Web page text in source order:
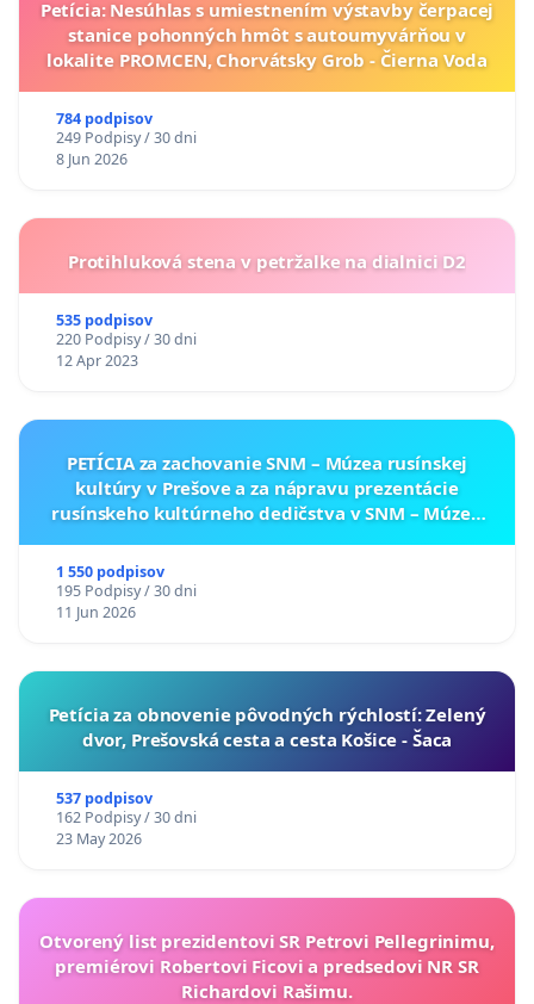
Petícia: Nesúhlas s umiestnením výstavby čerpacej
stanice pohonných hmôt s autoumyvárňou v
lokalite PROMCEN, Chorvátsky Grob - Čierna Voda
784 podpisov
249 Podpisy / 30 dni
8 Jun 2026
Protihluková stena v petržalke na dialnici D2
535 podpisov
220 Podpisy / 30 dni
12 Apr 2023
PETÍCIA za zachovanie SNM – Múzea rusínskej
kultúry v Prešove a za nápravu prezentácie
rusínskeho kultúrneho dedičstva v SNM – Múzeu
1 550 podpisov
195 Podpisy / 30 dni
11 Jun 2026
​Petícia za obnovenie pôvodných rýchlostí: Zelený
dvor, Prešovská cesta a cesta Košice - Šaca
537 podpisov
162 Podpisy / 30 dni
23 May 2026
Otvorený list prezidentovi SR Petrovi Pellegrinimu,
premiérovi Robertovi Ficovi a predsedovi NR SR
Richardovi Rašimu.